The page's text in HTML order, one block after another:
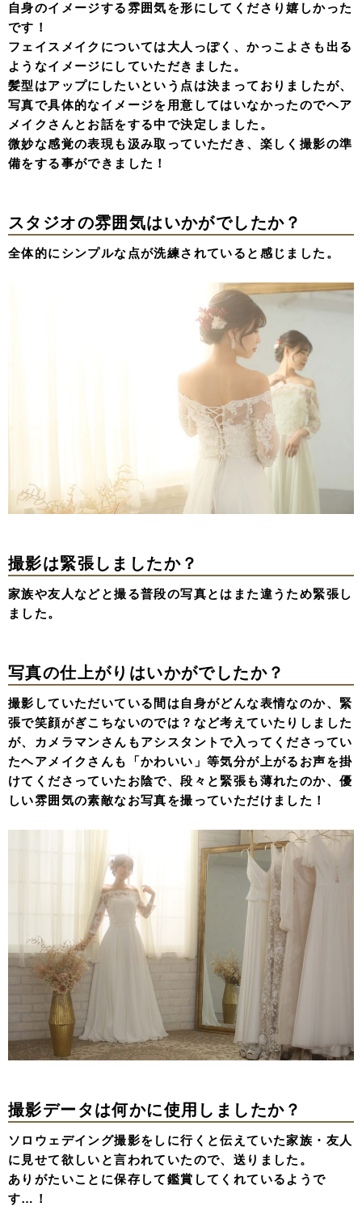
自身のイメージする雰囲気を形にしてくださり嬉しかった
です！
フェイスメイクについては大人っぽく、かっこよさも出る
ようなイメージにしていただきました。
髪型はアップにしたいという点は決まっておりましたが、
写真で具体的なイメージを用意してはいなかったのでヘア
メイクさんとお話をする中で決定しました。
微妙な感覚の表現も汲み取っていただき、楽しく撮影の準
備をする事ができました！
スタジオの雰囲気はいかがでしたか？
全体的にシンプルな点が洗練されていると感じました。
撮影は緊張しましたか？
家族や友人などと撮る普段の写真とはまた違うため緊張し
ました。
写真の仕上がりはいかがでしたか？
撮影していただいている間は自身がどんな表情なのか、緊
張で笑顔がぎこちないのでは？など考えていたりしました
が、カメラマンさんもアシスタントで入ってくださってい
たヘアメイクさんも「かわいい」等気分が上がるお声を掛
けてくださっていたお陰で、段々と緊張も薄れたのか、優
しい雰囲気の素敵なお写真を撮っていただけました！
撮影データは何かに使用しましたか？
ソロウェデイング撮影をしに行くと伝えていた家族・友人
に見せて欲しいと言われていたので、送りました。
ありがたいことに保存して鑑賞してくれているようで
す…！